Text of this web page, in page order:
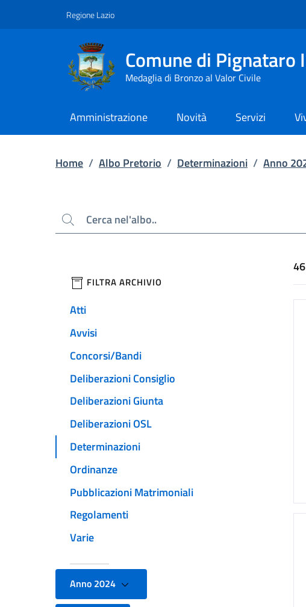
Regione Lazio
Comune di Pignataro
Medaglia di Bronzo al Valor Civile
Amministrazione Novità Servizi
Home / Albo Pretorio / Determinazioni / Anno
Cerca
filtri da applicare
FILTRA ARCHIVIO
Atti
Avvisi
Concorsi/Bandi
Deliberazioni Consiglio
Deliberazioni Giunta
Deliberazioni OSL
Determinazioni
Ordinanze
Pubblicazioni Matrimoniali
Regolamenti
Varie
Anno 2024
46